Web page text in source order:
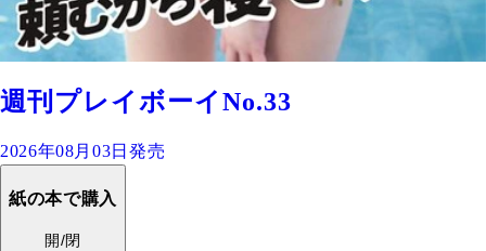
週刊プレイボーイNo.33
2026年08月03日発売
紙の本で購入
開/閉